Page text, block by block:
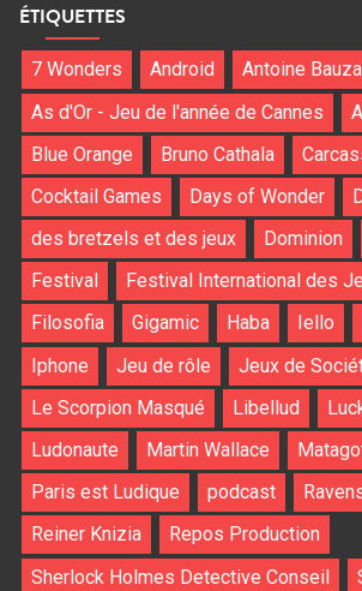
ÉTIQUETTES
7 Wonders Android Antoine Bauza
As d'Or - Jeu de l'année de Cannes
Blue Orange
Bruno Cathala
Cocktail Games
Days of Wonder
des bretzels et des jeux
Dominion
Festival
Festival International des
Filosofia
Gigamic Haba Iello
Iphone
Jeu de rôle Jeux de
Le Scorpion Masqué
Libellud
Ludonaute
Martin Wallace
Paris est Ludique
podcast
Reiner Knizia
Repos Production
Sherlock Holmes Detective Conseil